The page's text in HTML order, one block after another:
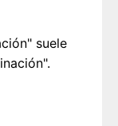
suele